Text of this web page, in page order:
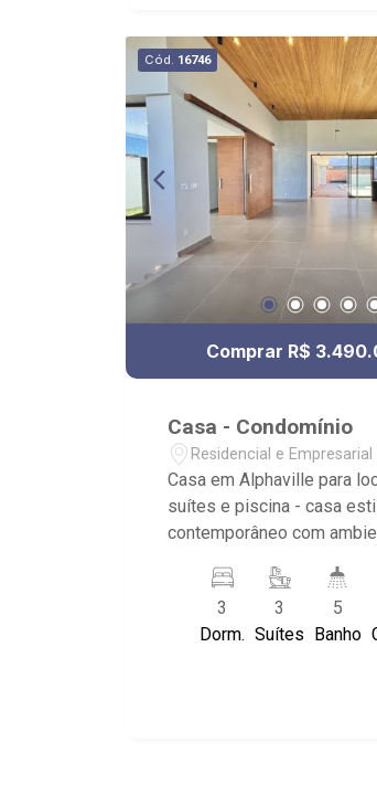
Cód. 16746
Comprar R$
Casa - Condomínio
Residencial e
Ribeirão Preto/SP
Casa em Alphaville para
suítes e piscina - casa
contemporâneo com
todo resto em único
superior; - será entregue
condicionado e energia
3
Dorm.
3
Suítes
5
Banho